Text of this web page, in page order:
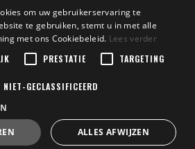
zoekt?
u verder.
Sport | BE0458848602 | Design by
| Powered by Tilroy
om uw gebruikerservaring te
te gebruiken, stemt u in met alle
met ons Cookiebeleid. Lees verder
PRESTATIE TARGETING
NIET-GECLASSIFICEERD
ALLES AFWIJZEN